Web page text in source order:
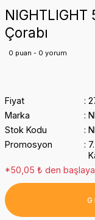
NIGHTLIGHT
Çorabı
0 puan - 0 yorum
Fiyat
Marka
Stok Kodu
Promosyon
*50,05 ₺ den